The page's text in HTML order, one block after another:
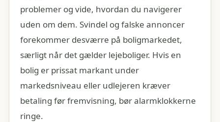
problemer og vide, hvordan du navigerer
uden om dem. Svindel og falske annoncer
forekommer desværre på boligmarkedet,
særligt når det gælder lejeboliger. Hvis en
bolig er prissat markant under
markedsniveau eller udlejeren kræver
betaling før fremvisning, bør alarmklokkerne
ringe.